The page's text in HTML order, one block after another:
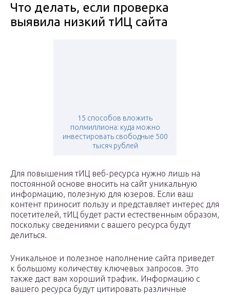
Что делать, если проверка
выявила низкий тИЦ сайта
15 способов вложить
полмиллиона: куда можно
инвестировать свободные 500
тысяч рублей
Для повышения тИЦ веб-ресурса нужно лишь на
постоянной основе вносить на сайт уникальную
информацию, полезную для юзеров. Если ваш
контент приносит пользу и представляет интерес для
посетителей, тИЦ будет расти естественным образом,
поскольку сведениями с вашего ресурса будут
делиться.
Уникальное и полезное наполнение сайта приведет
к большому количеству ключевых запросов. Это
также даст вам хороший трафик. Информацию с
вашего ресурса будут цитировать различные